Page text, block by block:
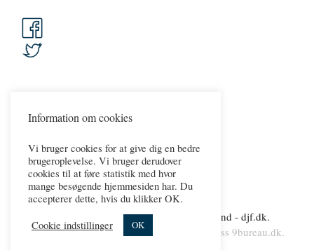
Copyright 2026 © Dansk Jernbaneforbund - djf.dk.
Persondatapolitik.Cookies web & wordpress 9bureau.dk.
Information om cookies
Vi bruger cookies for at give dig en bedre
brugeroplevelse. Vi bruger derudover
cookies til at føre statistik med hvor
mange besøgende hjemmesiden har. Du
accepterer dette, hvis du klikker OK.
Cookie indstillinger
OK